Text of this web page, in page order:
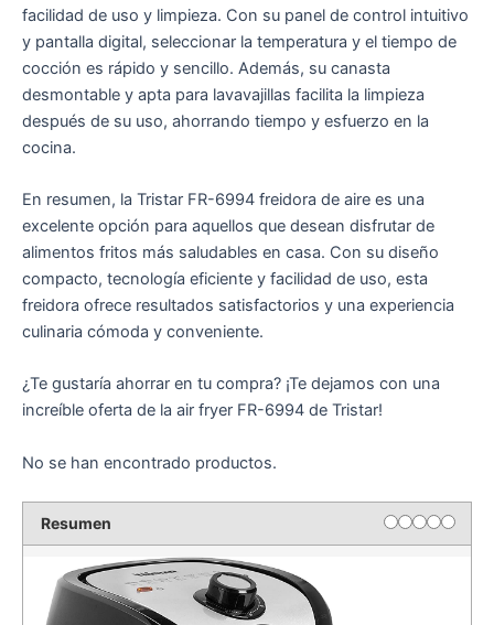
facilidad de uso y limpieza. Con su panel de control intuitivo
y pantalla digital, seleccionar la temperatura y el tiempo de
cocción es rápido y sencillo. Además, su canasta
desmontable y apta para lavavajillas facilita la limpieza
después de su uso, ahorrando tiempo y esfuerzo en la
cocina.
En resumen, la Tristar FR-6994 freidora de aire es una
excelente opción para aquellos que desean disfrutar de
alimentos fritos más saludables en casa. Con su diseño
compacto, tecnología eficiente y facilidad de uso, esta
freidora ofrece resultados satisfactorios y una experiencia
culinaria cómoda y conveniente.
¿Te gustaría ahorrar en tu compra? ¡Te dejamos con una
increíble oferta de la air fryer FR-6994 de Tristar!
No se han encontrado productos.
Resumen